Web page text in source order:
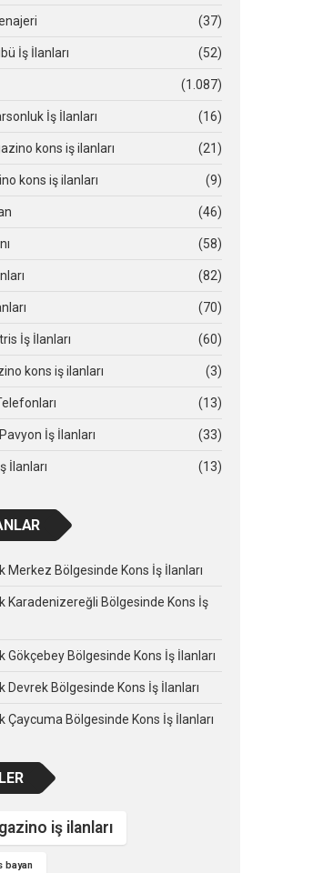
(37)
İş İlanları (52)
(1.087)
İş İlanları (16)
kons iş ilanları (21)
kons iş ilanları (9)
(46)
(58)
(82)
(70)
İş İlanları (60)
kons iş ilanları (3)
(13)
İş İlanları (33)
İlanları (13)
Merkez Bölgesinde Kons İş İlanları
Karadenizereğli Bölgesinde Kons İş
Gökçebey Bölgesinde Kons İş İlanları
Devrek Bölgesinde Kons İş İlanları
Çaycuma Bölgesinde Kons İş İlanları
iş ilanları
bayan